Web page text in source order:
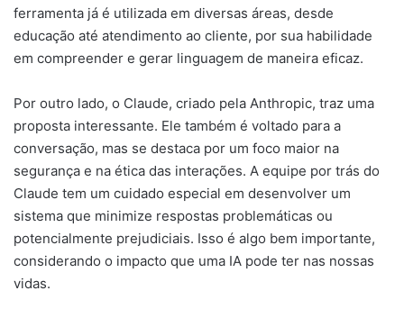
ferramenta já é utilizada em diversas áreas, desde
educação até atendimento ao cliente, por sua habilidade
em compreender e gerar linguagem de maneira eficaz.
Por outro lado, o Claude, criado pela Anthropic, traz uma
proposta interessante. Ele também é voltado para a
conversação, mas se destaca por um foco maior na
segurança e na ética das interações. A equipe por trás do
Claude tem um cuidado especial em desenvolver um
sistema que minimize respostas problemáticas ou
potencialmente prejudiciais. Isso é algo bem importante,
considerando o impacto que uma IA pode ter nas nossas
vidas.